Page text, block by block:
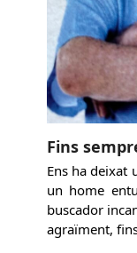
Fins
Ens ha deixat
un home
buscador
agraïment,